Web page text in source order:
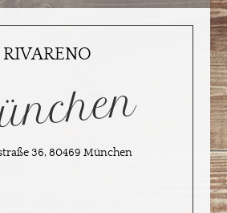
RIVARENO
36, 80469 München